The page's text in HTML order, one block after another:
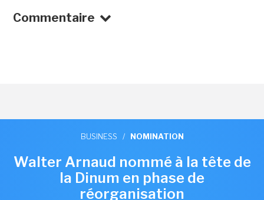
Commentaire
BUSINESS / NOMINATION
Walter Arnaud nommé à la tête de
la Dinum en phase de
réorganisation